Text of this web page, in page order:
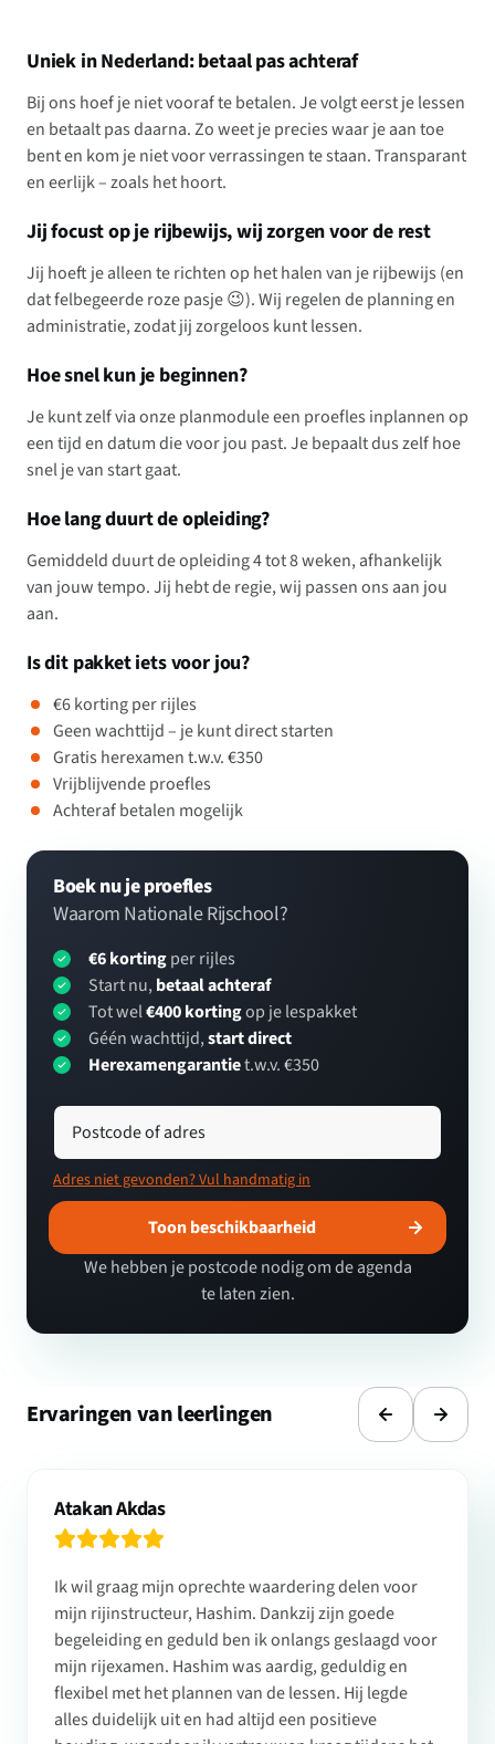
Uniek in Nederland: betaal pas achteraf
Bij ons hoef je niet vooraf te betalen. Je volgt eerst je lessen
en betaalt pas daarna. Zo weet je precies waar je aan toe
bent en kom je niet voor verrassingen te staan. Transparant
en eerlijk – zoals het hoort.
Jij focust op je rijbewijs, wij zorgen voor de rest
Jij hoeft je alleen te richten op het halen van je rijbewijs (en
dat felbegeerde roze pasje 😉). Wij regelen de planning en
administratie, zodat jij zorgeloos kunt lessen.
Hoe snel kun je beginnen?
Je kunt zelf via onze planmodule een proefles inplannen op
een tijd en datum die voor jou past. Je bepaalt dus zelf hoe
snel je van start gaat.
Hoe lang duurt de opleiding?
Gemiddeld duurt de opleiding 4 tot 8 weken, afhankelijk
van jouw tempo. Jij hebt de regie, wij passen ons aan jou
aan.
Is dit pakket iets voor jou?
€6 korting per rijles
Geen wachttijd – je kunt direct starten
Gratis herexamen t.w.v. €350
Vrijblijvende proefles
Achteraf betalen mogelijk
Boek nu je proefles
Waarom Nationale Rijschool?
€6 kortingper rijles
Start nu, betaal achteraf
Tot wel€400 kortingop je lespakket
Géén wachttijd,start direct
Herexamengarantiet.w.v. €350
Postcode of adres
Adres niet gevonden? Vul handmatig in
Toon beschikbaarheid
We hebben je postcode nodig om de agenda
te laten zien.
Ervaringen van leerlingen
Atakan Akdas
Ik wil graag mijn oprechte waardering delen voor
mijn rijinstructeur, Hashim. Dankzij zijn goede
begeleiding en geduld ben ik onlangs geslaagd voor
mijn rijexamen. Hashim was aardig, geduldig en
flexibel met het plannen van de lessen. Hij legde
alles duidelijk uit en had altijd een positieve